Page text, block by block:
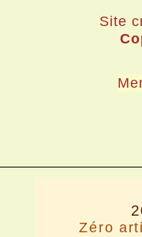
Site
Zéro